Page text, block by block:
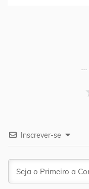
Inscrever-se